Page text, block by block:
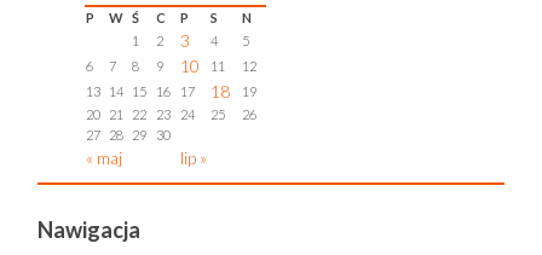
P W Ś C P S N
« maj lip »
1 2 3 4
5
6
7 8 9 10 11
12
13
14 15 16 17 18
19
20
21 22 23 24 25
26
27
28 29 30
Nawigacja